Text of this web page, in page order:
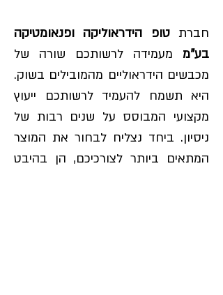
חברתטופ הידראוליקה ופנאומטיקה
בע"מ מעמידה לרשותכם שורה של
מכבשים הידראוליים מהמובילים בשוק.
היא תשמח להעמיד לרשותכם ייעוץ
מקצועי המבוסס על שנים רבות של
ניסיון. ביחד נצליח לבחור את המוצר
המתאים ביותר לצורכיכם, הן בהיבט